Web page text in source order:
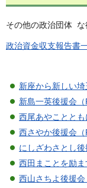
その他の政治団体 な
政治資金収支報告書
新座から新しい埼
新島一英後援会（
西尾あやこととも
西さやか後援会（
にしざわさとし後
西田まことを励ま
西山さちよ後援会